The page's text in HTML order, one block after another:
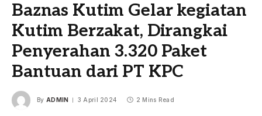
Baznas Kutim Gelar kegiatan
Kutim Berzakat, Dirangkai
Penyerahan 3.320 Paket
Bantuan dari PT KPC
By ADMIN 3 April 2024 2 Mins Read